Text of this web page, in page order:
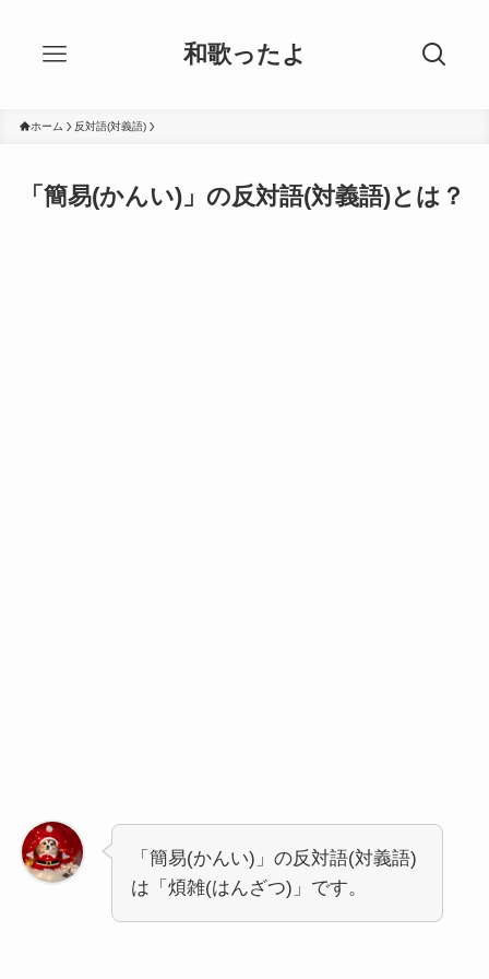
和歌ったよ
ホーム 反対語(対義語)
「簡易(かんい)」の反対語(対義語)とは？
「簡易(かんい)」の反対語(対義語)
は「煩雑(はんざつ)」です。